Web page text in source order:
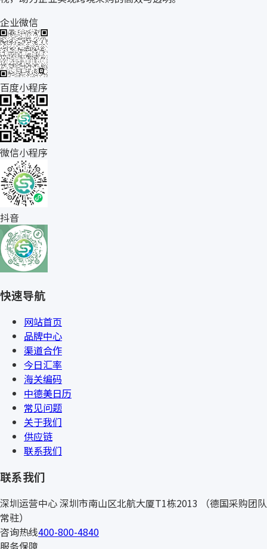
企业微信
百度小程序
微信小程序
抖音
快速导航
网站首页
品牌中心
渠道合作
今日汇率
海关编码
中德美日历
常见问题
关于我们
供应链
联系我们
联系我们
深圳运营中心深圳市南山区北航大厦T1栋2013
（德国采购团队
常驻）
咨询热线400-800-4840
服务保障